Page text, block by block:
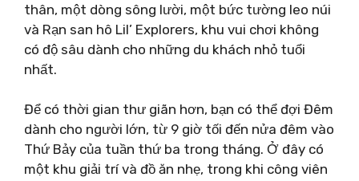
thân, một dòng sông lười, một bức tường leo núi
và Rạn san hô Lil’ Explorers, khu vui chơi không
có độ sâu dành cho những du khách nhỏ tuổi
nhất.
Để có thời gian thư giãn hơn, bạn có thể đợi Đêm
dành cho người lớn, từ 9 giờ tối đến nửa đêm vào
Thứ Bảy của tuần thứ ba trong tháng. Ở đây có
một khu giải trí và đồ ăn nhẹ, trong khi công viên